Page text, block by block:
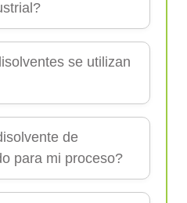
se utilizan
de
para mi proceso?